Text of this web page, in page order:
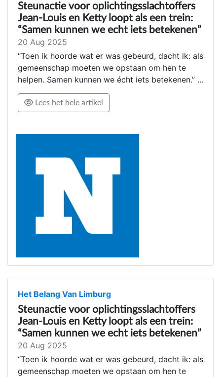
Steunactie voor oplichtingsslachtoffers
Jean-Louis en Ketty loopt als een trein:
“Samen kunnen we echt iets betekenen”
20 Aug 2025
“Toen ik hoorde wat er was gebeurd, dacht ik: als
gemeenschap moeten we opstaan om hen te
helpen. Samen kunnen we écht iets betekenen.” ...
Lees het hele artikel
Het Belang Van Limburg
Steunactie voor oplichtingsslachtoffers
Jean-Louis en Ketty loopt als een trein:
“Samen kunnen we echt iets betekenen”
20 Aug 2025
“Toen ik hoorde wat er was gebeurd, dacht ik: als
gemeenschap moeten we opstaan om hen te